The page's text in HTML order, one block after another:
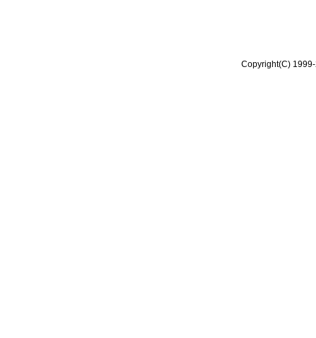
Copyright(C)